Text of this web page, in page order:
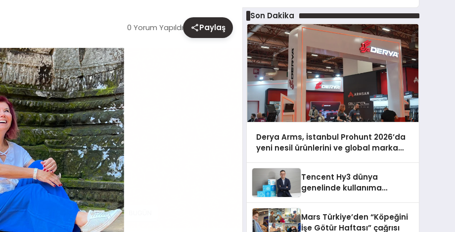
0 Yorum Yapıldı Paylaş
Son Dakika
Derya Arms, İstanbul Prohunt 2026’da
yeni nesil ürünlerini ve global marka
Tencent Hy3 dünya
genelinde kullanıma
Mars Türkiye’den “Köpeğini
İşe Götür Haftası” çağrısı